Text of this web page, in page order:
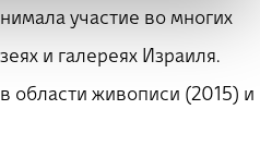
участие во многих
и галереях Израиля.
области живописи (2015) и